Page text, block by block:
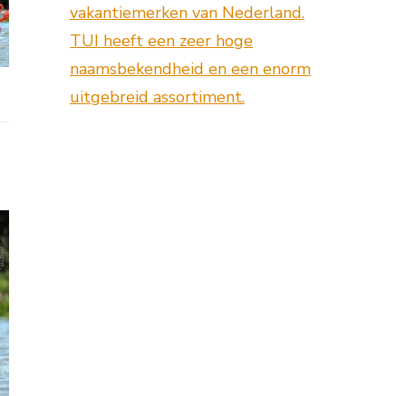
vakantiemerken van Nederland.
TUI heeft een zeer hoge
naamsbekendheid en een enorm
uitgebreid assortiment.